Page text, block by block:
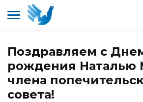
Поздравляем с
рождения Наталью
члена
совета!